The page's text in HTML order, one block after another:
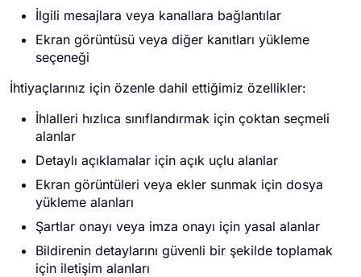
İlgili mesajlara veya kanallara bağlantılar
Ekran görüntüsü veya diğer kanıtları yükleme
seçeneği
İhtiyaçlarınız için özenle dahil ettiğimiz özellikler:
İhlalleri hızlıca sınıflandırmak için çoktan seçmeli
alanlar
Detaylı açıklamalar için açık uçlu alanlar
Ekran görüntüleri veya ekler sunmak için dosya
yükleme alanları
Şartlar onayı veya imza onayı için yasal alanlar
Bildirenin detaylarını güvenli bir şekilde toplamak
için iletişim alanları